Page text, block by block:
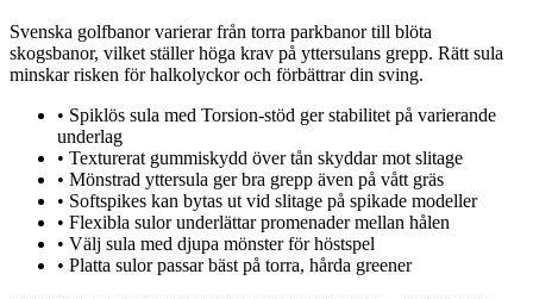
Svenska golfbanor varierar från torra parkbanor till blöta
skogsbanor, vilket ställer höga krav på yttersulans grepp. Rätt sula
minskar risken för halkolyckor och förbättrar din sving.
• Spiklös sula med Torsion-stöd ger stabilitet på varierande
underlag
• Texturerat gummiskydd över tån skyddar mot slitage
• Mönstrad yttersula ger bra grepp även på vått gräs
• Softspikes kan bytas ut vid slitage på spikade modeller
• Flexibla sulor underlättar promenader mellan hålen
• Välj sula med djupa mönster för höstspel
• Platta sulor passar bäst på torra, hårda greener